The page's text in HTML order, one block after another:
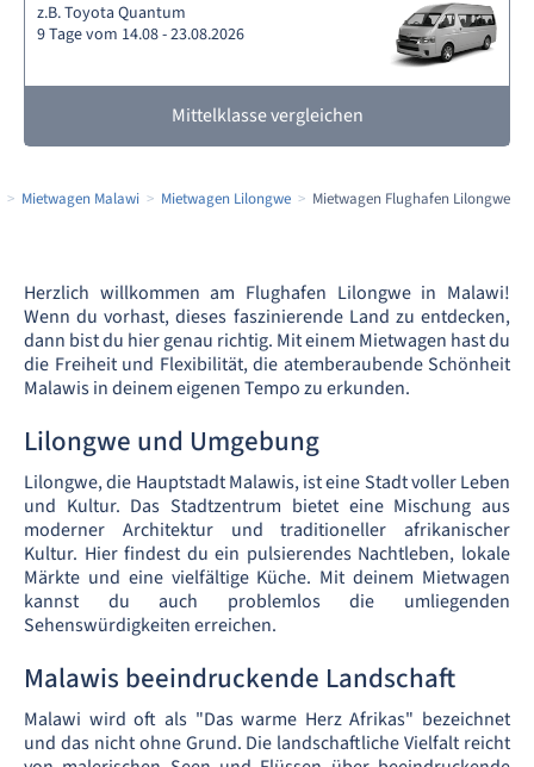
z.B. Toyota Quantum
9 Tage vom 14.08 - 23.08.2026
Mittelklasse vergleichen
Mietwagen Malawi Mietwagen Lilongwe Mietwagen Flughafen Lilongwe
Herzlich willkommen am Flughafen Lilongwe in Malawi!
Wenn du vorhast, dieses faszinierende Land zu entdecken,
dann bist du hier genau richtig. Mit einem Mietwagen hast du
die Freiheit und Flexibilität, die atemberaubende Schönheit
Malawis in deinem eigenen Tempo zu erkunden.
Lilongwe und Umgebung
Lilongwe, die Hauptstadt Malawis, ist eine Stadt voller Leben
und Kultur. Das Stadtzentrum bietet eine Mischung aus
moderner Architektur und traditioneller afrikanischer
Kultur. Hier findest du ein pulsierendes Nachtleben, lokale
Märkte und eine vielfältige Küche. Mit deinem Mietwagen
kannst du auch problemlos die umliegenden
Sehenswürdigkeiten erreichen.
Malawis beeindruckende Landschaft
Malawi wird oft als "Das warme Herz Afrikas" bezeichnet
und das nicht ohne Grund. Die landschaftliche Vielfalt reicht